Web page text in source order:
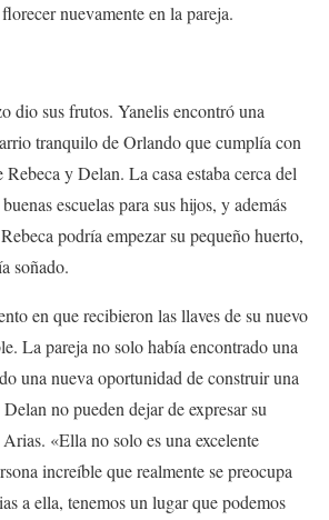
nuevamente en la pareja.
dio sus frutos. Yanelis encontró una
tranquilo de Orlando que cumplía con
y Delan. La casa estaba cerca del
escuelas para sus hijos, y además
podría empezar su pequeño huerto,
soñado.
en que recibieron las llaves de su nuevo
La pareja no solo había encontrado una
una nueva oportunidad de construir una
no pueden dejar de expresar su
«Ella no solo es una excelente
increíble que realmente se preocupa
a ella, tenemos un lugar que podemos